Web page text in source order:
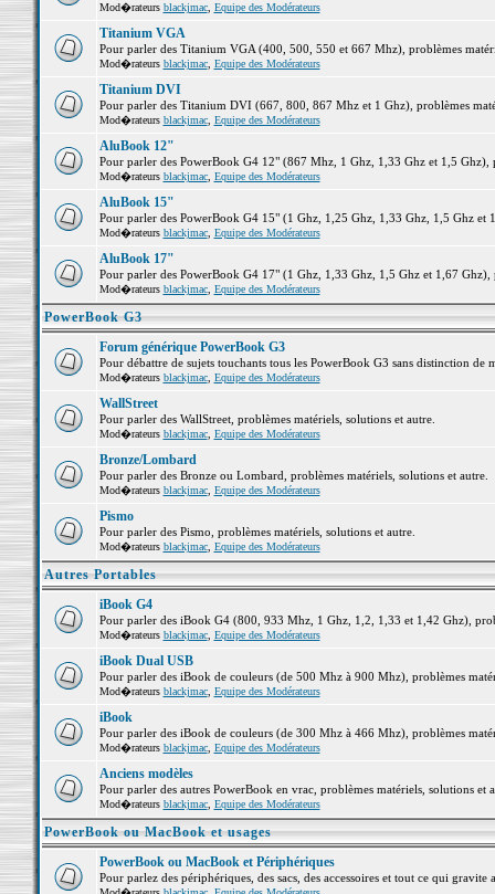
Mod�rateurs blackjmac, Equipe des Modérateurs
Titanium VGA
Pour parler des Titanium VGA (400, 500, 550 et 667 Mhz), problèmes
Mod�rateurs blackjmac, Equipe des Modérateurs
Titanium DVI
Pour parler des Titanium DVI (667, 800, 867 Mhz et 1 Ghz), problèmes
Mod�rateurs blackjmac, Equipe des Modérateurs
AluBook 12"
Pour parler des PowerBook G4 12" (867 Mhz, 1 Ghz, 1,33 Ghz et 1,5 Ghz),
Mod�rateurs blackjmac, Equipe des Modérateurs
AluBook 15"
Pour parler des PowerBook G4 15" (1 Ghz, 1,25 Ghz, 1,33 Ghz, 1,5 Ghz et
Mod�rateurs blackjmac, Equipe des Modérateurs
AluBook 17"
Pour parler des PowerBook G4 17" (1 Ghz, 1,33 Ghz, 1,5 Ghz et 1,67 Ghz),
Mod�rateurs blackjmac, Equipe des Modérateurs
PowerBook G3
Forum générique PowerBook G3
Pour débattre de sujets touchants tous les PowerBook G3 sans distinction de
Mod�rateurs blackjmac, Equipe des Modérateurs
WallStreet
Pour parler des WallStreet, problèmes matériels, solutions et autre.
Mod�rateurs blackjmac, Equipe des Modérateurs
Bronze/Lombard
Pour parler des Bronze ou Lombard, problèmes matériels, solutions et autre.
Mod�rateurs blackjmac, Equipe des Modérateurs
Pismo
Pour parler des Pismo, problèmes matériels, solutions et autre.
Mod�rateurs blackjmac, Equipe des Modérateurs
Autres Portables
iBook G4
Pour parler des iBook G4 (800, 933 Mhz, 1 Ghz, 1,2, 1,33 et 1,42 Ghz),
Mod�rateurs blackjmac, Equipe des Modérateurs
iBook Dual USB
Pour parler des iBook de couleurs (de 500 Mhz à 900 Mhz), problèmes
Mod�rateurs blackjmac, Equipe des Modérateurs
iBook
Pour parler des iBook de couleurs (de 300 Mhz à 466 Mhz), problèmes
Mod�rateurs blackjmac, Equipe des Modérateurs
Anciens modèles
Pour parler des autres PowerBook en vrac, problèmes matériels, solutions et
Mod�rateurs blackjmac, Equipe des Modérateurs
PowerBook ou MacBook et usages
PowerBook ou MacBook et Périphériques
Pour parlez des périphériques, des sacs, des accessoires et tout ce qui